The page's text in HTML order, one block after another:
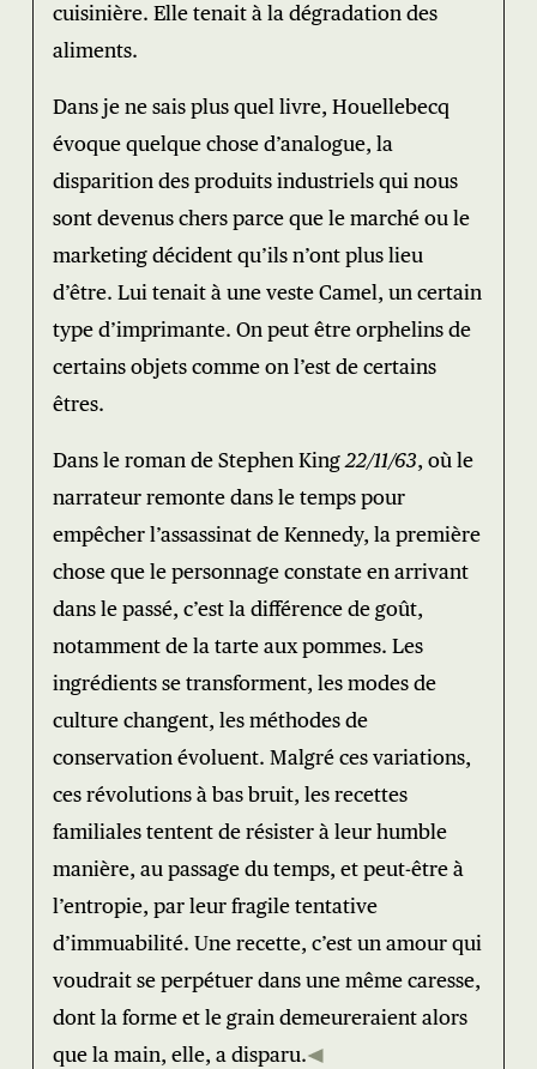
cuisinière. Elle tenait à la dégradation des
aliments.
Dans je ne sais plus quel livre, Houellebecq
évoque quelque chose d’analogue, la
disparition des produits industriels qui nous
sont devenus chers parce que le marché ou le
marketing décident qu’ils n’ont plus lieu
d’être. Lui tenait à une veste Camel, un certain
type d’imprimante. On peut être orphelins de
certains objets comme on l’est de certains
êtres.
Dans le roman de Stephen King22/11/63, où le
narrateur remonte dans le temps pour
empêcher l’assassinat de Kennedy, la première
chose que le personnage constate en arrivant
dans le passé, c’est la différence de goût,
notamment de la tarte aux pommes. Les
ingrédients se transforment, les modes de
culture changent, les méthodes de
conservation évoluent. Malgré ces variations,
ces révolutions à bas bruit, les recettes
familiales tentent de résister à leur humble
manière, au passage du temps, et peut-être à
l’entropie, par leur fragile tentative
d’immuabilité. Une recette, c’est un amour qui
voudrait se perpétuer dans une même caresse,
dont la forme et le grain demeureraient alors
que la main, elle, a disparu.